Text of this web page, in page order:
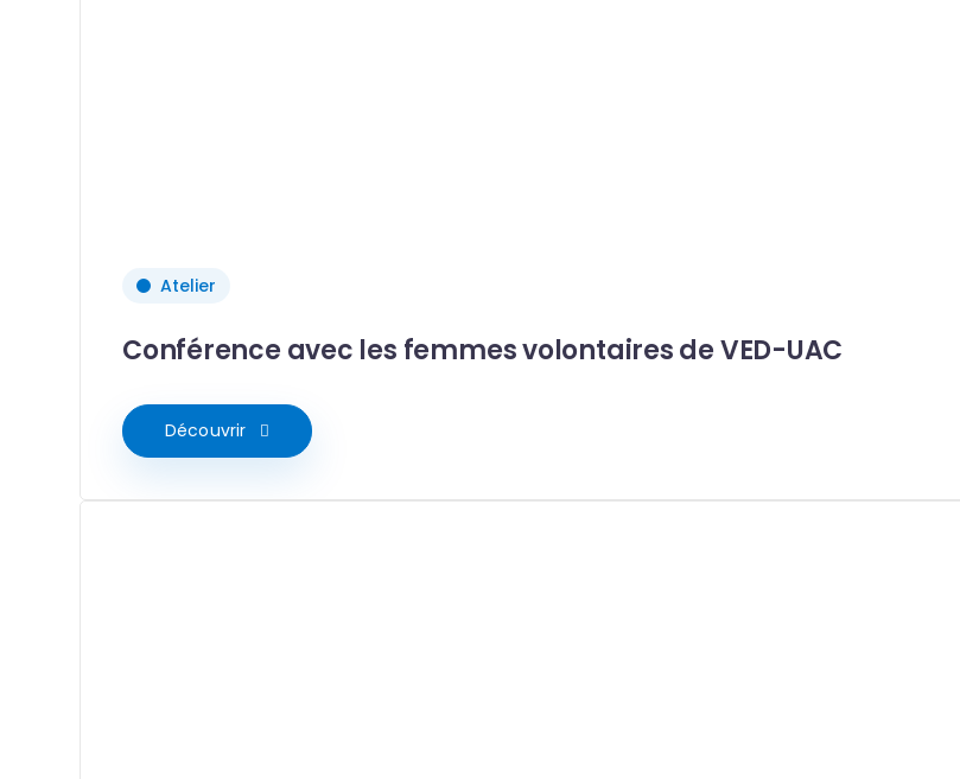
Atelier
Conférence avec les femmes volontaires de VED-UAC
Découvrir